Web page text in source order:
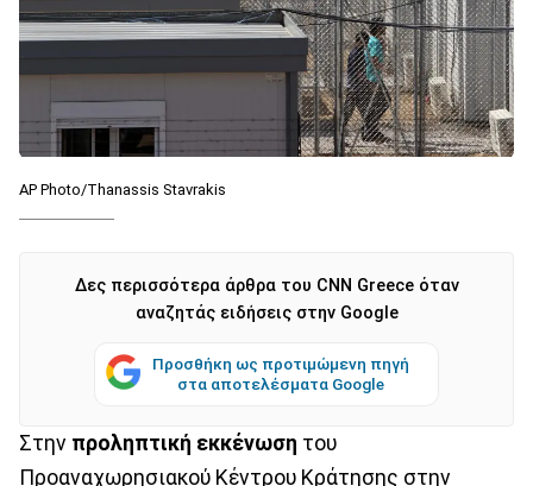
AP Photo/Thanassis Stavrakis
Δες περισσότερα άρθρα του CNN Greece όταν
αναζητάς ειδήσεις στην Google
Προσθήκη ως προτιμώμενη πηγή
στα αποτελέσματα Google
Στην προληπτική εκκένωση του
Προαναχωρησιακού Κέντρου Κράτησης στην